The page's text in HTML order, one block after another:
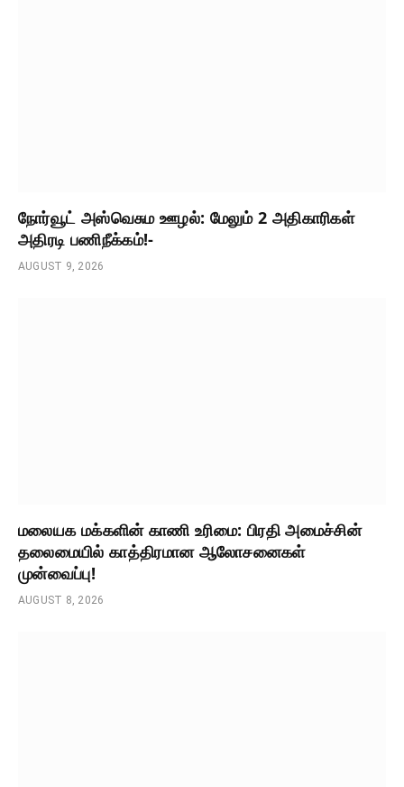
நோர்வூட் அஸ்வெசும ஊழல்: மேலும் 2 அதிகாரிகள்
அதிரடி பணிநீக்கம்!-
AUGUST 9, 2026
மலையக மக்களின் காணி உரிமை: பிரதி அமைச்சின்
தலைமையில் காத்திரமான ஆலோசனைகள்
முன்வைப்பு!
AUGUST 8, 2026